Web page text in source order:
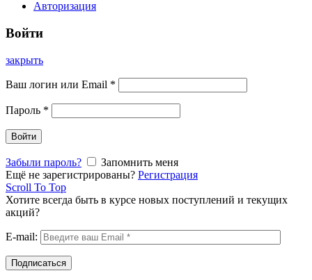
Авторизация
Войти
закрыть
Ваш логин или Email *
Пароль *
Войти
Забыли пароль?
Запомнить меня
Ещё не зарегистрированы? Регистрация
Scroll To Top
Хотите всегда быть в курсе новых поступлений и текущих
акций?
E-mail: